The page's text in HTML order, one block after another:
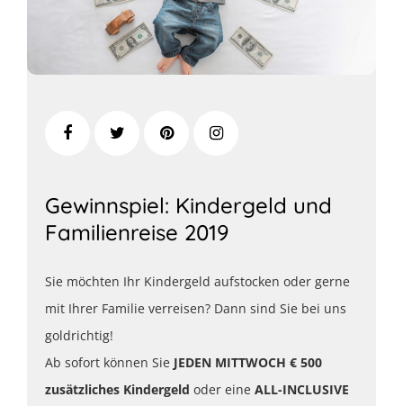
Gewinnspiel: Kindergeld und
Familienreise 2019
Sie möchten Ihr Kindergeld aufstocken oder gerne
mit Ihrer Familie verreisen? Dann sind Sie bei uns
goldrichtig!
Ab sofort können Sie JEDEN MITTWOCH € 500
zusätzliches Kindergeld oder eine ALL-INCLUSIVE